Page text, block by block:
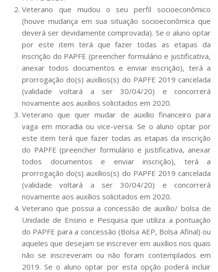
Comunicação e Informática
Programas e Ações
Qualidade e Produtividade
Acessibilidade
Terceira Idade
Pequeno Cidadão
Campus Universitário
Ensino e Pesquisa
Sobre o Campus
Conselho Gestor
Dirigentes
Notícias e Eventos
Informações para ingressantes
Fale Conosco
Telefones e E-mails
Enviar Mensagem
Veterano que mudou o seu perfil socioeconômico
(houve mudança em sua situação socioeconômica que
deverá ser devidamente comprovada). Se o aluno optar
por este item terá que fazer todas as etapas da
inscrição do PAPFE (preencher formulário e justificativa,
anexar todos documentos e enviar inscrição), terá a
prorrogação do(s) auxílios(s) do PAPFE 2019 cancelada
(validade voltará a ser 30/04/20) e concorrerá
novamente aos auxílios solicitados em 2020.
Veterano que quer mudar de auxílio financeiro para
vaga em moradia ou vice-versa. Se o aluno optar por
este item terá que fazer todas as etapas da inscrição
do PAPFE (preencher formulário e justificativa, anexar
todos documentos e enviar inscrição), terá a
prorrogação do(s) auxílios(s) do PAPFE 2019 cancelada
(validade voltará a ser 30/04/20) e concorrerá
novamente aos auxílios solicitados em 2020.
Veterano que possui a concessão de auxílio/ bolsa de
Unidade de Ensino e Pesquisa que utiliza a pontuação
do PAPFE para a concessão (Bolsa AEP, Bolsa Afinal) ou
aqueles que desejam se inscrever em auxílios nos quais
não se inscreveram ou não foram contemplados em
2019. Se o aluno optar por esta opção poderá incluir